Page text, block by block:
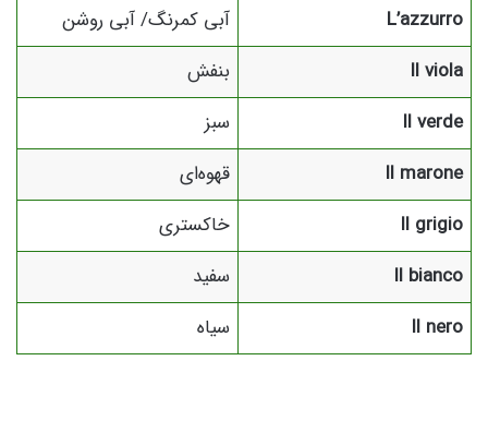
L’azzurro
آبی کمرنگ/ آبی روشن
Il viola
بنفش
Il verde
سبز
Il marone
قهوه‌ای
Il grigio
خاکستری
Il bianco
سفید
Il nero
سیاه